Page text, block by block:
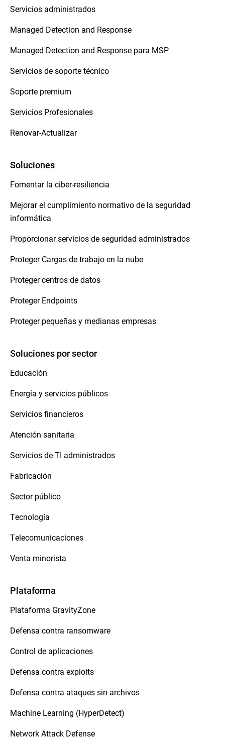
Servicios administrados
Managed Detection and Response
Managed Detection and Response para MSP
Servicios de soporte técnico
Soporte premium
Servicios Profesionales
Renovar-Actualizar
Soluciones
Fomentar la ciber-resiliencia
Mejorar el cumplimiento normativo de la seguridad
informática
Proporcionar servicios de seguridad administrados
Proteger Cargas de trabajo en la nube
Proteger centros de datos
Proteger Endpoints
Proteger pequeñas y medianas empresas
Soluciones por sector
Educación
Energía y servicios públicos
Servicios financieros
Atención sanitaria
Servicios de TI administrados
Fabricación
Sector público
Tecnología
Telecomunicaciones
Venta minorista
Plataforma
Plataforma GravityZone
Defensa contra ransomware
Control de aplicaciones
Defensa contra exploits
Defensa contra ataques sin archivos
Machine Learning (HyperDetect)
Network Attack Defense